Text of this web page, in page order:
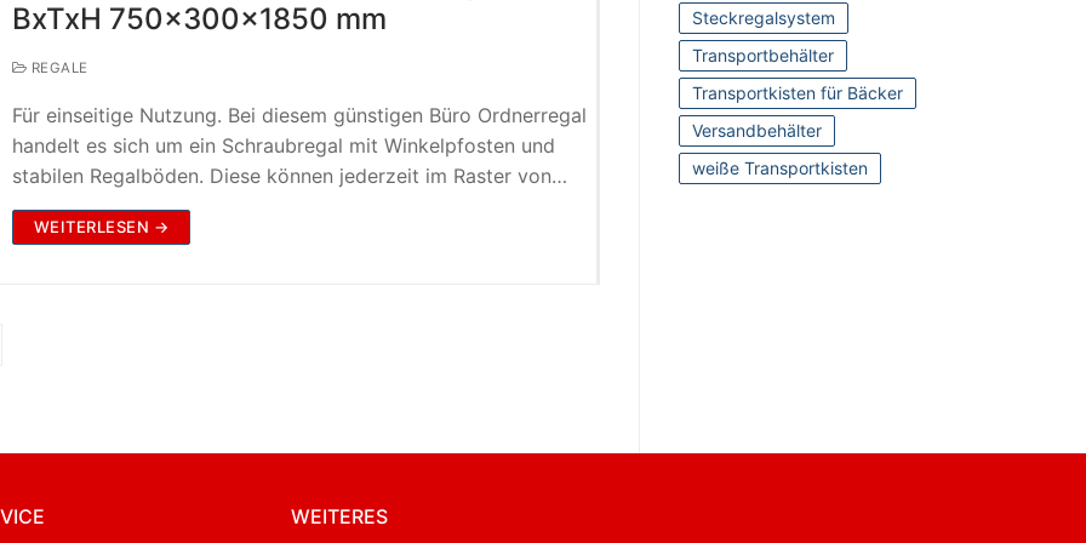
BxTxH 750x300x1850 mm
REGALE
Für einseitige Nutzung. Bei diesem günstigen Büro Ordnerregal
handelt es sich um ein Schraubregal mit Winkelpfosten und
stabilen Regalböden. Diese können jederzeit im Raster von…
WEITERLESEN →
Steckregalsystem
Transportbehälter
Transportkisten für Bäcker
Versandbehälter
weiße Transportkisten
WEITERES